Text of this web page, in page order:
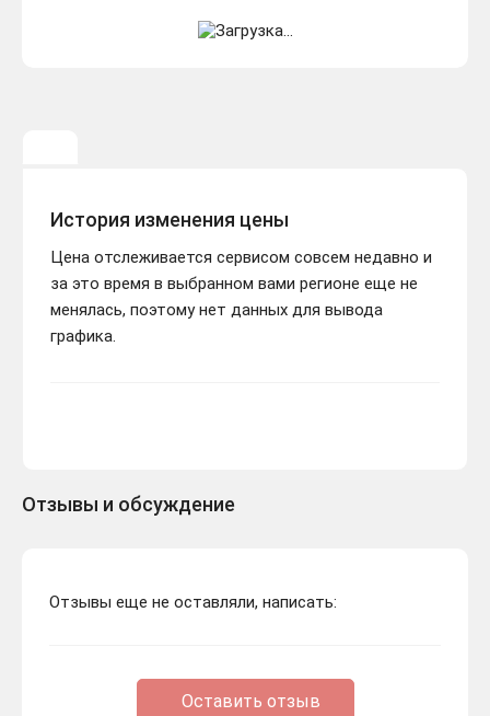
История изменения цены
Цена отслеживается сервисом совсем недавно и
за это время в выбранном вами регионе еще не
менялась, поэтому нет данных для вывода
графика.
Отзывы и обсуждение
Отзывы еще не оставляли, написать:
Оставить отзыв